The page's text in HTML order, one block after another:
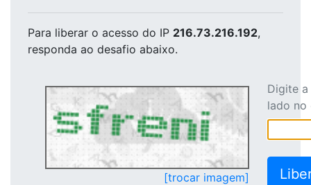
Para liberar o acesso do IP 216.73.216.192,
responda ao desafio abaixo.
[trocar imagem]
Digite
lado no